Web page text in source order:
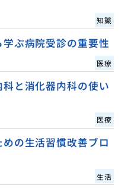
知識
ぶ病院受診の重要性
医療
と消化器内科の使い
医療
の生活習慣改善ブロ
生活